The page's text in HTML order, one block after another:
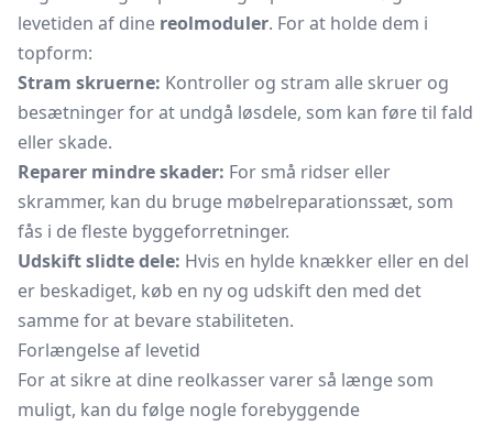
levetiden af dine reolmoduler. For at holde dem i
topform:
Stram skruerne: Kontroller og stram alle skruer og
besætninger for at undgå løsdele, som kan føre til fald
eller skade.
Reparer mindre skader: For små ridser eller
skrammer, kan du bruge møbelreparationssæt, som
fås i de fleste byggeforretninger.
Udskift slidte dele: Hvis en hylde knækker eller en del
er beskadiget, køb en ny og udskift den med det
samme for at bevare stabiliteten.
Forlængelse af levetid
For at sikre at dine reolkasser varer så længe som
muligt, kan du følge nogle forebyggende